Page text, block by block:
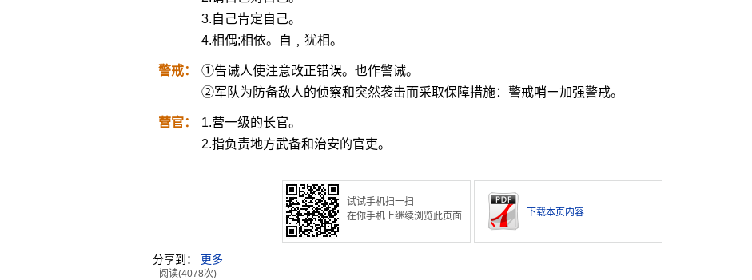
3.自己肯定自己。
4.相偶;相依。自﹐犹相。
警戒：
①告诫人使注意改正错误。也作警诫。
②军队为防备敌人的侦察和突然袭击而采取保障措施：警戒哨ㄧ加强警戒。
营官：
1.营一级的长官。
2.指负责地方武备和治安的官吏。
试试手机扫一扫
在你手机上继续浏览此页面
下载本页内容
分享到： 更多
阅读(4078次)